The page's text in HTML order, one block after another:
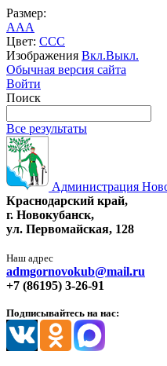
Размер:
AAA
Цвет: CCC
Изображения Вкл.Выкл.
Обычная версия сайта
Войти
Поиск
Все результаты
Администрация
Краснодарский край,
г. Новокубанск,
ул. Первомайская, 128
Наш адрес
admgornovokub@mail.ru
+7 (86195) 3-26-91
Подписывайтесь на нас: